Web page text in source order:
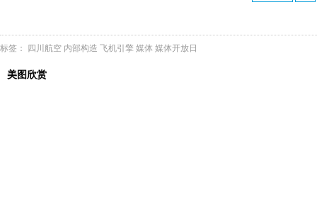
标签： 四川航空 内部构造 飞机引擎 媒体 媒体开放日
美图欣赏